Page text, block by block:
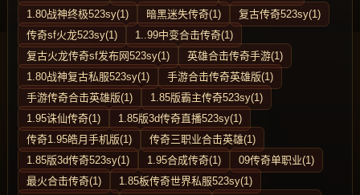
1.80战神终极523sy(1)
暗黑迷失传奇(1)
复古传奇523sy(1)
传奇sf火龙523sy(1)
1..99中变合击传奇(1)
复古火龙传奇sf发布网523sy(1)
英雄合击传奇手游(1)
1.80战神复古私服523sy(1)
手游合击传奇英雄版(1)
手游传奇合击英雄版(1)
1.85版霸主传奇523sy(1)
1.95诛仙传奇(1)
1.85版3d传奇直播523sy(1)
传奇1.95皓月手机版(1)
传奇三职业合击英雄(1)
1.85版3d传奇523sy(1)
1.95合成传奇(1)
09传奇单职业(1)
最火合击传奇(1)
1.85板传奇世界私服523sy(1)